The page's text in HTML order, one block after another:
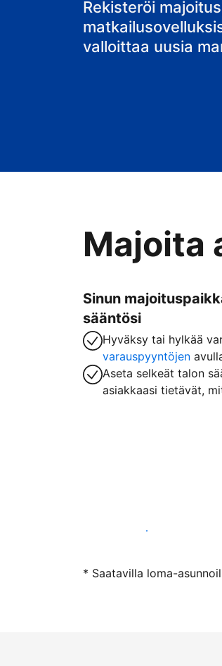
Rekisteröi
valloittaa uusia
Majoita
Sinun
sääntösi
Hyväksy tai hylkää
varauspyyntöjen
Aseta selkeät talon
asiakkaasi tietävät,
Ryhdy majoittajaksi
* Saatavilla loma-